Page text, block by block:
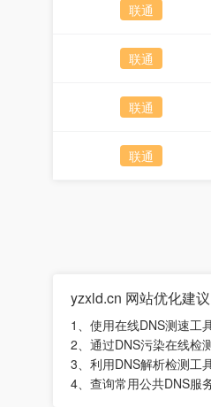
联通
联通
联通
联通
yzxld.cn 网站优化建议
1、使用在线DNS测速工
2、通过DNS污染在线检
3、利用DNS解析检测工
4、查询常用公共DNS服